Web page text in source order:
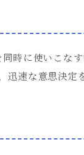
時に使いこな
速な意思決定